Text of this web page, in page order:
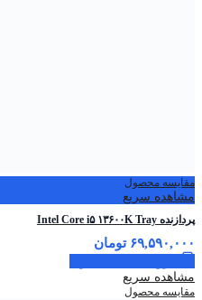
مقایسه محصول
مشاهده سریع
پردازنده Intel Core i۵ ۱۳۶۰۰K Tray
۶۹,۵۹۰,۰۰۰ تومان
مشاهده سریع
مقایسه محصول